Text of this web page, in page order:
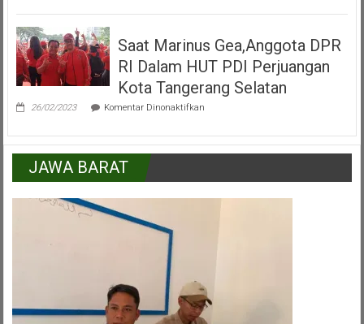
:
Kecamatan
Pamulang
Peran
Lapisan
Masyarakat
Saat Marinus Gea,Anggota DPR
RI Dalam HUT PDI Perjuangan
Kota Tangerang Selatan
26/02/2023 Komentar Dinonaktifkanpada
Gea,Anggota
DPR
Dalam
JAWA BARAT